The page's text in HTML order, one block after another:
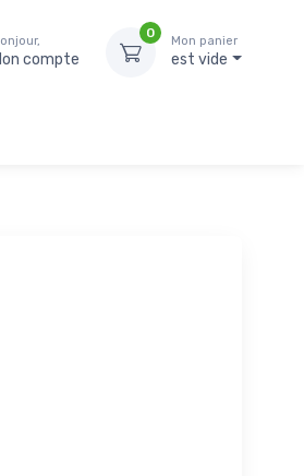
compte
0
Mon panier
est vide